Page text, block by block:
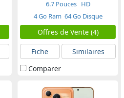
6.7 Pouces HD
4 Go Ram 64 Go Disque
Offres de Vente (4)
Fiche
Similaires
Comparer